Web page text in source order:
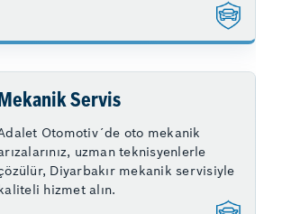
Mekanik Servis
Otomotiv´de oto mekanik
uzman teknisyenlerle
Diyarbakır mekanik servisiyle
hizmet alın.